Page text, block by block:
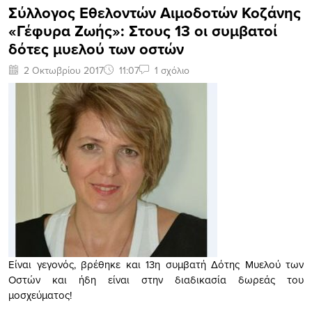
Σύλλογος Εθελοντών Αιμοδοτών Κοζάνης
«Γέφυρα Ζωής»: Στους 13 οι συμβατοί
δότες μυελού των οστών
2 Οκτωβρίου 2017 11:07 1 σχόλιο
Είναι γεγονός, βρέθηκε και 13η συμβατή Δότης Μυελού των
Οστών και ήδη είναι στην διαδικασία δωρεάς του
μοσχεύματος!